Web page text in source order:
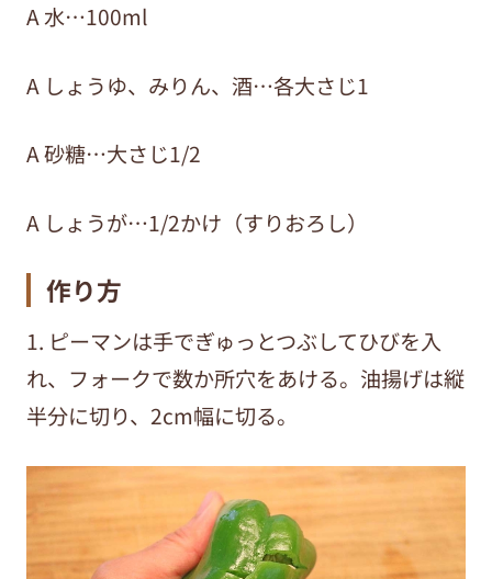
A 水…100ml
A しょうゆ、みりん、酒…各大さじ1
A 砂糖…大さじ1/2
A しょうが…1/2かけ（すりおろし）
作り方
1. ピーマンは手でぎゅっとつぶしてひびを入
れ、フォークで数か所穴をあける。油揚げは縦
半分に切り、2cm幅に切る。